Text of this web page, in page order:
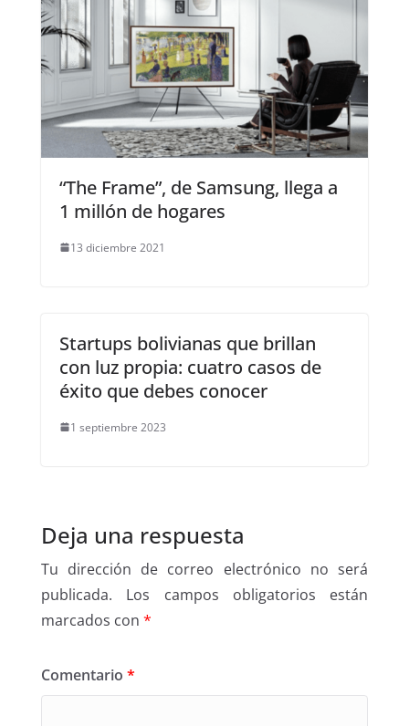
“The Frame”, de Samsung, llega a
1 millón de hogares
13 diciembre 2021
Startups bolivianas que brillan
con luz propia: cuatro casos de
éxito que debes conocer
1 septiembre 2023
Deja una respuesta
Tu dirección de correo electrónico no será
publicada.
Los campos obligatorios están
marcados con *
Comentario *